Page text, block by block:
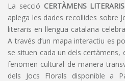
La secció CERTÀMENS LITERARIS
aplega les dades recollides sobre
literaris en llengua catalana
A través d’un mapa interactiu es
se situen cada un dels certàmens,
fenomen cultural de manera
dels Jocs Florals disponible a